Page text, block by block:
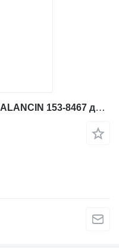
Другая запчасть двигателя BALANCIN 153-8467 для фронтального погрузчика Caterpillar 962G